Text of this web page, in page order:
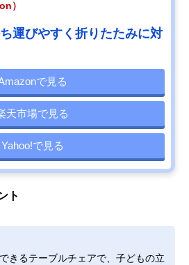
）
運びやすく折りたたみに対
で見る
天市場で見る
Yahoo!で見る
ト
きるテーブルチェアで、子どもの立